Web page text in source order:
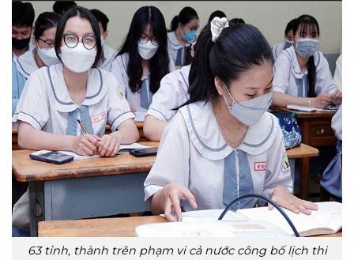
63 tỉnh, thành trên phạm vi cả nước công bố lịch thi